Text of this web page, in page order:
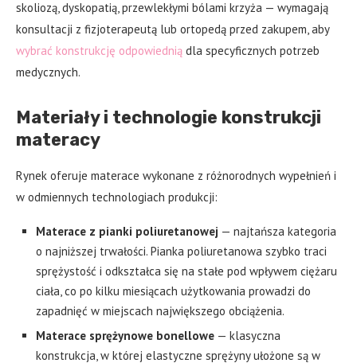
skoliozą, dyskopatią, przewlekłymi bólami krzyża — wymagają
konsultacji z fizjoterapeutą lub ortopedą przed zakupem, aby
wybrać konstrukcję odpowiednią dla specyficznych potrzeb
medycznych.
Materiały i technologie konstrukcji
materacy
Rynek oferuje materace wykonane z różnorodnych wypełnień i
w odmiennych technologiach produkcji:
Materace z pianki poliuretanowej — najtańsza kategoria
o najniższej trwałości. Pianka poliuretanowa szybko traci
sprężystość i odkształca się na stałe pod wpływem ciężaru
ciała, co po kilku miesiącach użytkowania prowadzi do
zapadnięć w miejscach największego obciążenia.
Materace sprężynowe bonellowe — klasyczna
konstrukcja, w której elastyczne sprężyny ułożone są w